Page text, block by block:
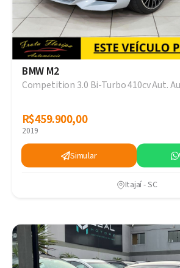
BMW M2
Competition 3.0 Bi-Turbo 410cv Aut.
R$459.900,00
R$459.900,00
2019
Simular
Itajaí - SC